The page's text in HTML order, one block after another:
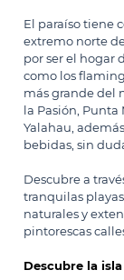
El paraíso tiene
extremo norte
por ser el hogar
como los
más grande del
la Pasión,
Yalahau,
bebidas, sin
Descubre a
tranquilas
naturales y
pintorescas
Descubre la